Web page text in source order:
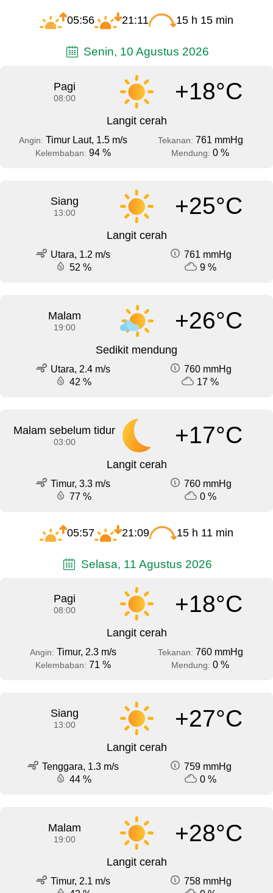
05:56 21:11 15 h 15 min
Senin, 10 Agustus 2026
Pagi
08:00 +18°C
Langit cerah
Angin: Timur Laut, 1.5 m/s Tekanan: 761 mmHg
Kelembaban: 94 % Mendung: 0 %
Siang
13:00 +25°C
Langit cerah
Utara, 1.2 m/s
761 mmHg
52 %
9 %
Malam
19:00 +26°C
Sedikit mendung
Utara, 2.4 m/s
760 mmHg
42 %
17 %
Malam sebelum tidur
03:00 +17°C
Langit cerah
Timur, 3.3 m/s
760 mmHg
77 %
0 %
05:57 21:09 15 h 11 min
Selasa, 11 Agustus 2026
Pagi
08:00 +18°C
Langit cerah
Angin: Timur, 2.3 m/s Tekanan: 760 mmHg
Kelembaban: 71 % Mendung: 0 %
Siang
13:00 +27°C
Langit cerah
Tenggara, 1.3 m/s
759 mmHg
44 %
0 %
Malam
19:00 +28°C
Langit cerah
Timur, 2.1 m/s
758 mmHg